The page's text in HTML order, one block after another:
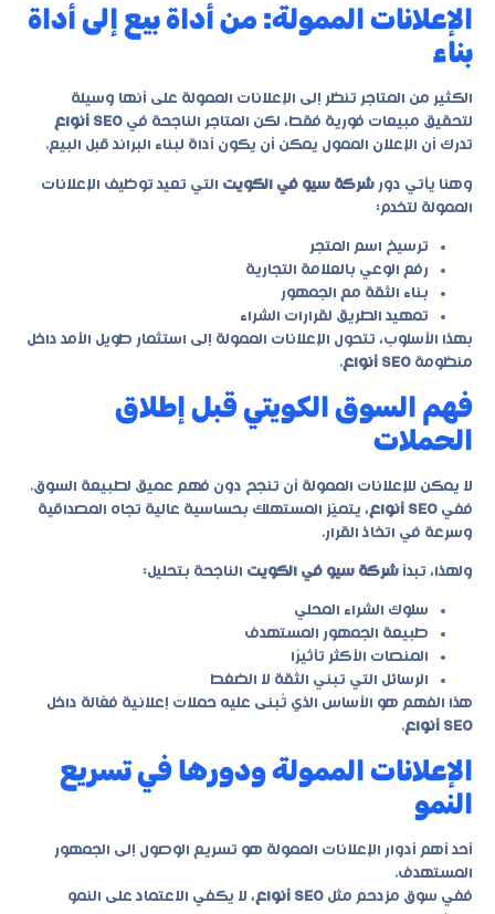
الإعلانات الممولة: من أداة بيع إلى أداة
بناء
الكثير من المتاجر تنظر إلى الإعلانات الممولة على أنها وسيلة
لتحقيق مبيعات فورية فقط، لكن المتاجر الناجحة في SEO أنواع
تدرك أن الإعلان الممول يمكن أن يكون أداة لبناء البراند قبل البيع.
وهنا يأتي دور شركة سيو في الكويت التي تعيد توظيف الإعلانات
الممولة لتخدم:
ترسيخ اسم المتجر
رفع الوعي بالعلامة التجارية
بناء الثقة مع الجمهور
تمهيد الطريق لقرارات الشراء
بهذا الأسلوب، تتحول الإعلانات الممولة إلى استثمار طويل الأمد داخل
منظومة SEO أنواع .
فهم السوق الكويتي قبل إطلاق
الحملات
لا يمكن للإعلانات الممولة أن تنجح دون فهم عميق لطبيعة السوق.
ففي SEO أنواع
، يتميّز المستهلك بحساسية عالية تجاه المصداقية
وسرعة في اتخاذ القرار.
ولهذا، تبدأ شركة سيو في الكويت الناجحة بتحليل:
سلوك الشراء المحلي
طبيعة الجمهور المستهدف
المنصات الأكثر تأثيرًا
الرسائل التي تبني الثقة لا الضغط
هذا الفهم هو الأساس الذي تُبنى عليه حملات إعلانية فعّالة داخل
SEO أنواع
.
الإعلانات الممولة ودورها في تسريع
النمو
أحد أهم أدوار الإعلانات الممولة هو تسريع الوصول إلى الجمهور
المستهدف.
ففي سوق مزدحم مثل SEO أنواع
، لا يكفي الاعتماد على النمو